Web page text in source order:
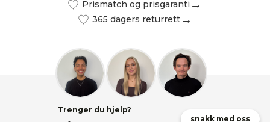
Prismatch og prisgaranti
365 dagers returrett
Trenger du hjelp?
snakk med oss